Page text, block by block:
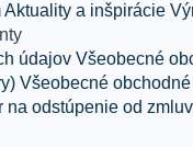
Aktuality a inšpirácie
údajov Všeobecné
Všeobecné
na odstúpenie od